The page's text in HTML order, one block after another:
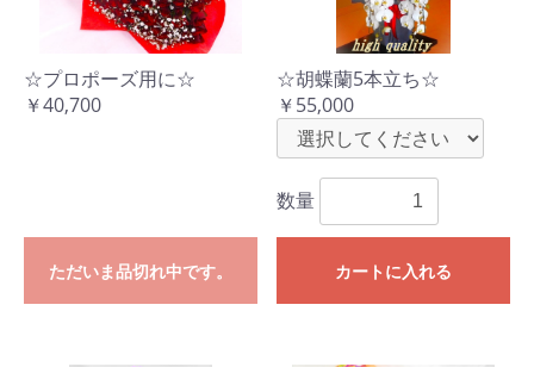
☆プロポーズ用に☆
￥40,700
ただいま品切れ中です。
☆胡蝶蘭5本立ち☆
￥55,000
数量
カートに入れる